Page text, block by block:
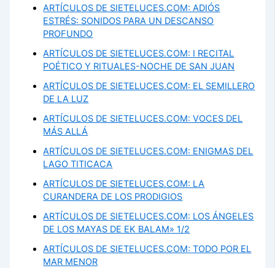
ARTÍCULOS DE SIETELUCES.COM: ADIÓS
ESTRÉS: SONIDOS PARA UN DESCANSO
PROFUNDO
ARTÍCULOS DE SIETELUCES.COM: I RECITAL
POÉTICO Y RITUALES-NOCHE DE SAN JUAN
ARTÍCULOS DE SIETELUCES.COM: EL SEMILLERO
DE LA LUZ
ARTÍCULOS DE SIETELUCES.COM: VOCES DEL
MÁS ALLÁ
ARTÍCULOS DE SIETELUCES.COM: ENIGMAS DEL
LAGO TITICACA
ARTÍCULOS DE SIETELUCES.COM: LA
CURANDERA DE LOS PRODIGIOS
ARTÍCULOS DE SIETELUCES.COM: LOS ÁNGELES
DE LOS MAYAS DE EK BALAM» 1/2
ARTÍCULOS DE SIETELUCES.COM: TODO POR EL
MAR MENOR